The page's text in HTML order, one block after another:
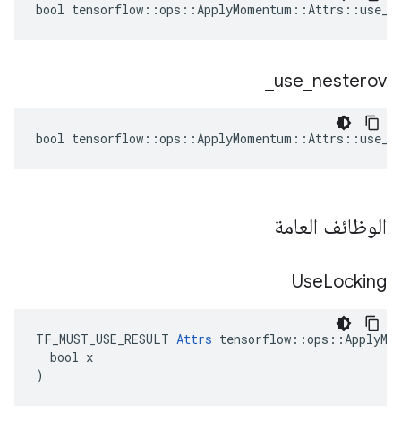
bool
use nesterov
bool
الوظائف العامة
UseLocking
TF_MUST_USE_RESULT Attrs
  bool x
)